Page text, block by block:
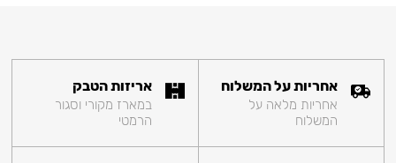
אחריות על המשלוח
אחריות מלאה על
המשלוח
אריזות הטבק
במארז מקורי וסגור
הרמטי